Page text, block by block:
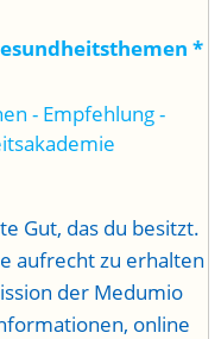
*
Gut, das du besitzt.
aufrecht zu erhalten
der Medumio
online